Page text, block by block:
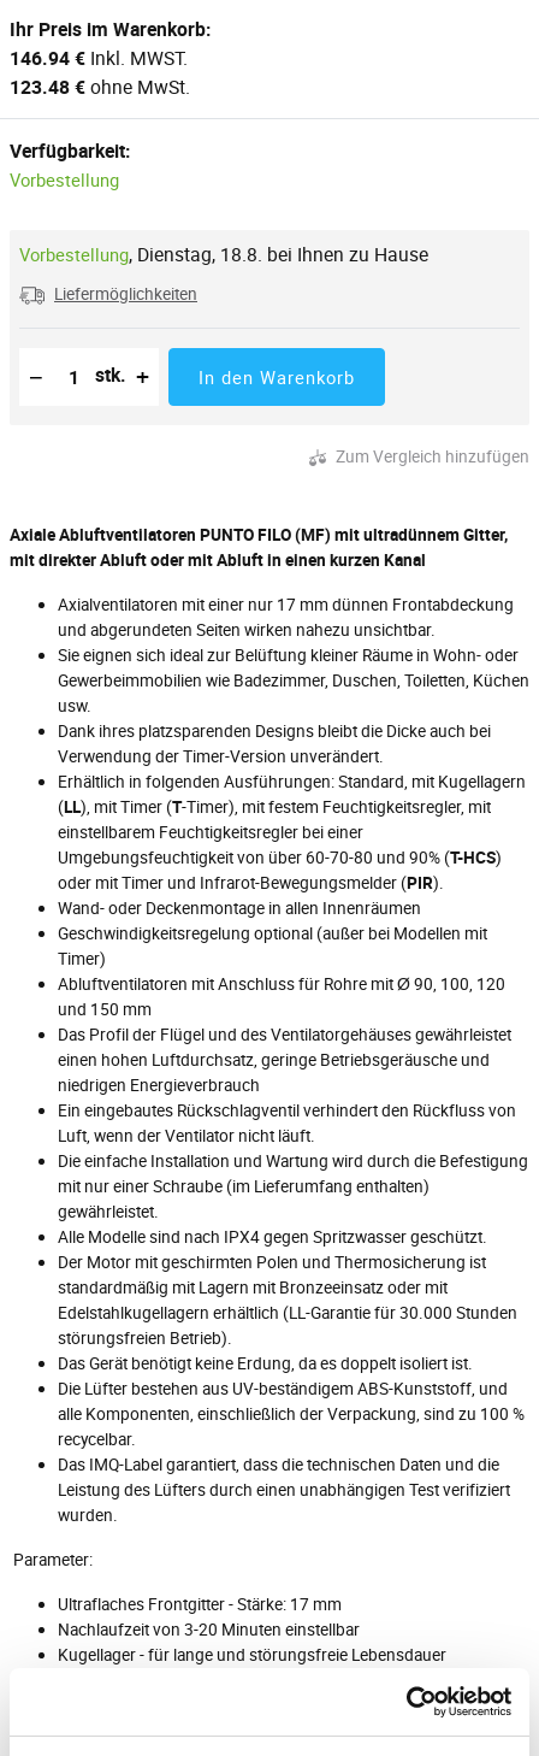
Ihr Preis im Warenkorb:
146.94 € Inkl. MWST.
123.48 €ohne MwSt.
Verfügbarkeit:
Vorbestellung
Vorbestellung, Dienstag, 18.8. bei Ihnen zu Hause
Liefermöglichkeiten
−
Reduzierung der Menge
Anzahl der Stücke
stk. + In den Warenkorb
Zum Vergleich hinzufügen
Axiale Abluftventilatoren PUNTO FILO (MF) mit ultradünnem Gitter,
mit direkter Abluft oder mit Abluft in einen kurzen Kanal
Axialventilatoren mit einer nur 17 mm dünnen Frontabdeckung
und abgerundeten Seiten wirken nahezu unsichtbar.
Sie eignen sich ideal zur Belüftung kleiner Räume in Wohn- oder
Gewerbeimmobilien wie Badezimmer, Duschen, Toiletten, Küchen
usw.
Dank ihres platzsparenden Designs bleibt die Dicke auch bei
Verwendung der Timer-Version unverändert.
Erhältlich in folgenden Ausführungen: Standard, mit Kugellagern
(LL), mit Timer (T-Timer), mit festem Feuchtigkeitsregler, mit
einstellbarem Feuchtigkeitsregler bei einer
Umgebungsfeuchtigkeit von über 60-70-80 und 90% (T-HCS)
oder mit Timer und Infrarot-Bewegungsmelder (PIR).
Wand- oder Deckenmontage in allen Innenräumen
Geschwindigkeitsregelung optional (außer bei Modellen mit
Timer)
Abluftventilatoren mit Anschluss für Rohre mit Ø 90, 100, 120
und 150 mm
Das Profil der Flügel und des Ventilatorgehäuses gewährleistet
einen hohen Luftdurchsatz, geringe Betriebsgeräusche und
niedrigen Energieverbrauch
Ein eingebautes Rückschlagventil verhindert den Rückfluss von
Luft, wenn der Ventilator nicht läuft.
Die einfache Installation und Wartung wird durch die Befestigung
mit nur einer Schraube (im Lieferumfang enthalten)
gewährleistet.
Alle Modelle sind nach IPX4 gegen Spritzwasser geschützt.
Der Motor mit geschirmten Polen und Thermosicherung ist
standardmäßig mit Lagern mit Bronzeeinsatz oder mit
Edelstahlkugellagern erhältlich (LL-Garantie für 30.000 Stunden
störungsfreien Betrieb).
Das Gerät benötigt keine Erdung, da es doppelt isoliert ist.
Die Lüfter bestehen aus UV-beständigem ABS-Kunststoff, und
alle Komponenten, einschließlich der Verpackung, sind zu 100 %
recycelbar.
Das IMQ-Label garantiert, dass die technischen Daten und die
Leistung des Lüfters durch einen unabhängigen Test verifiziert
wurden.
Parameter:
Ultraflaches Frontgitter - Stärke: 17 mm
Nachlaufzeit von 3-20 Minuten einstellbar
Kugellager - für lange und störungsfreie Lebensdauer
Decken-/Wandmontage